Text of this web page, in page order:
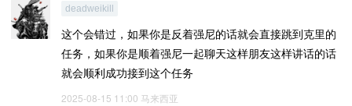
deadweikill
这个会错过，如果你是反着强尼的话就会直接跳到克里的
任务，如果你是顺着强尼一起聊天这样朋友这样讲话的话
就会顺利成功接到这个任务
2025-08-15 11:00 马来西亚